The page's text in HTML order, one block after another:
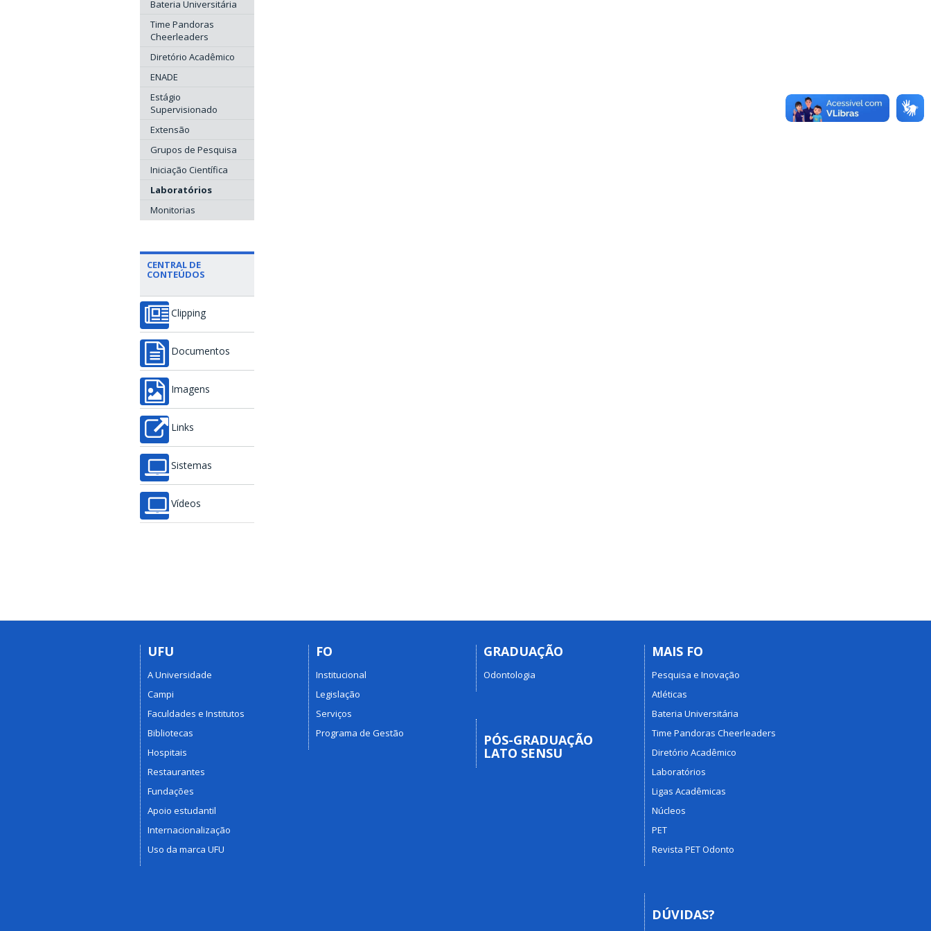
Bateria Universitária
Time Pandoras
Cheerleaders
Diretório Acadêmico
ENADE
Estágio
Supervisionado
Extensão
Grupos de Pesquisa
Iniciação Científica
Laboratórios
Monitorias
CENTRAL DE
CONTEÚDOS
Clipping
Documentos
Imagens
Links
Sistemas
Vídeos
UFU
A Universidade
Campi
Faculdades e Institutos
Bibliotecas
Hospitais
Restaurantes
Fundações
Apoio estudantil
Internacionalização
Uso da marca UFU
FO
Institucional
Legislação
Serviços
Programa de Gestão
GRADUAÇÃO
Odontologia
PÓS-GRADUAÇÃO
LATO SENSU
MAIS FO
Pesquisa e Inovação
Atléticas
Bateria Universitária
Time Pandoras Cheerleaders
Diretório Acadêmico
Laboratórios
Ligas Acadêmicas
Núcleos
PET
Revista PET Odonto
DÚVIDAS?